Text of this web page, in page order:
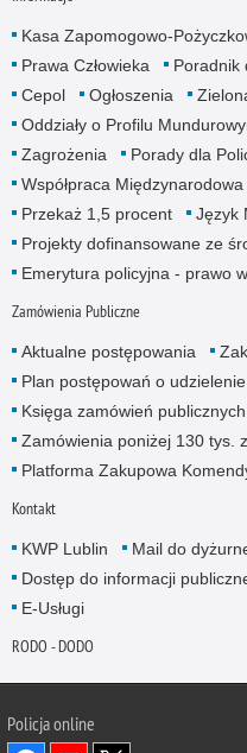
Kasa Zapomogowo-
Prawa Człowieka
Poradnik
Cepol
Ogłoszenia
Oddziały o Profilu
Zagrożenia
Porady dla
Współpraca Międzynarodowa
Przekaż 1,5 procent
Język
Projekty dofinansowane ze
Emerytura policyjna - prawo
Zamówienia Publiczne
Aktualne postępowania
Plan postępowań o
Księga zamówień publicznych
Zamówienia poniżej 130 tys.
Platforma Zakupowa
Kontakt
KWP Lublin Mail do
Dostęp do informacji
E-Usługi
RODO - DODO
Policja online